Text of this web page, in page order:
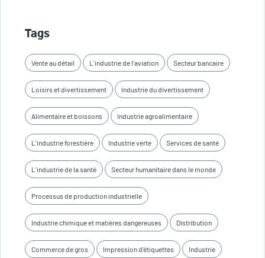
Tags
Vente au détail L'industrie de l'aviation Secteur bancaire
Loisirs et divertissement Industrie du divertissement
Alimentaire et boissons Industrie agroalimentaire
L'industrie forestière Industrie verte Services de santé
L'industrie de la santé Secteur humanitaire dans le monde
Processus de production industrielle
Industrie chimique et matières dangereuses Distribution
Commerce de gros Impression d'étiquettes Industrie